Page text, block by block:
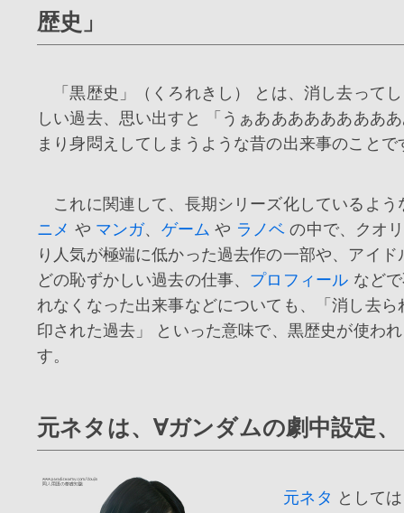
歴史」
「黒歴史」（くろれきし） とは、消し去って
しい過去、思い出すと 「うぁああああああああ
まり身悶えしてしまうような昔の出来事のことで
これに関連して、長期シリーズ化しているよ
ニメ や マンガ、 ゲーム や ラノベ の中で、クオ
り人気が極端に低かった過去作の一部や、アイド
どの恥ずかしい過去の仕事、 プロフィール など
れなくなった出来事などについても、「消し去ら
印された過去」 といった意味で、黒歴史が使わ
す。
元ネタは、∀ガンダムの劇中設定
元ネタ として